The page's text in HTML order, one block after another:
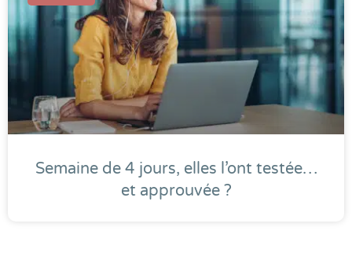
Semaine de 4 jours, elles l’ont testée…
et approuvée ?